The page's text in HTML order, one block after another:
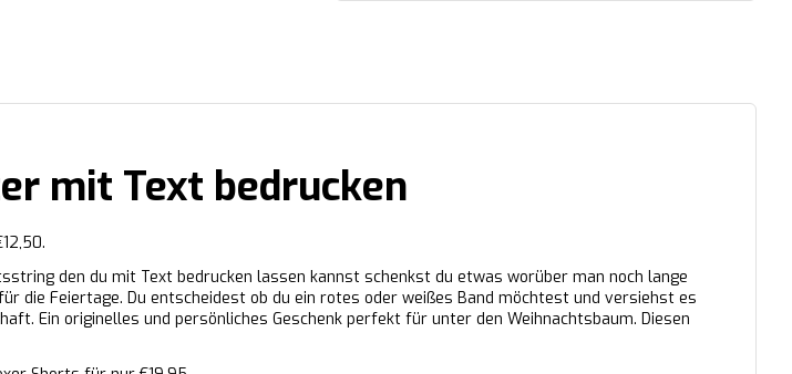
mit Text bedrucken
den du mit Text bedrucken lassen kannst schenkst du etwas worüber man noch lange
die Feiertage. Du entscheidest ob du ein rotes oder weißes Band möchtest und versiehst es
Ein originelles und persönliches Geschenk perfekt für unter den Weihnachtsbaum. Diesen